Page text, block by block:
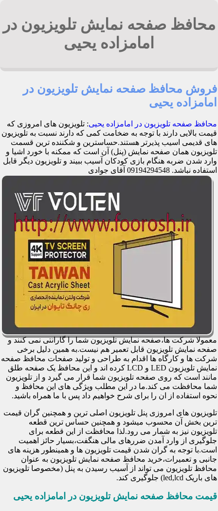
محافظ صفحه نمایش تلویزیون در
امامزاده یحیی
فروش محافظ صفحه نمایش تلویزیون در
امامزاده یحیی
محافظ صفحه تلویزیون در امامزاده یحیی: تلویزیون های امروزی که
قیمت بالایی دارند با توجه به ضخامت کمی که دارند نسبت به تلویزیون
های قدیمی اسیب پذیرتر هستند.حساسترین و شکننده ترین قسمت
تلویزیون همان صفحه نمایش (پنل) آن است که ممکنه با خورد اشیا و
وارد شدن ضربه هنگام بازی کودکان آسیب ببیند و تلویزیون دیگر قابل
استفاده نباشد. 09194294548 آقای جوادی
معمولا شرکت ها،صفحه نمایش تلویزیون شما را گارانتی نمی کنند و
صفحه نمایش تلویزیون قابل تعمیر هم نیست.به همین دلیل برخی
شرکت ها و کارگاه ها اقدام به طراحی و تولید صفحات محافظ صفحه
نمایش تلویزیون LED و LCD کرده اند و این محافظ یک صفحه طلق
مانند است که روی صفحه تلویزیون شما قرار می گیرد و از تلویزیون
شما محافظت می کند.ما در این مطلب ویژگی های این محافظ و
نحوه استفاده از ان را برای شرح خواهیم داد پس با ما همراه باشید.
تلویزیون های امروزی پنل تلویزیون اصلی ترین و همچنین گران قیمت
ترین بخش آن محسوب میشود و همچنین حساس ترین قطعه
تلویزیون نیز به شمار می رود.لذا محافظت از این قطعه برای
جلوگیری از وارد آمدن ضررهای مالی هنگفت،بسیار حائز اهمیت
است.با توجه به گران شدن قیمت تلویزیون ها و همینطور هزینه های
جانبی و تعمیرات،خرید محافظ صفحه نمایش تلویزیون به عنوان
محافظ تلویزیون می تواند از آسیب رسیدن به پنل (مخصوصا تلویزیون
های باریک led,lcd) جلوگیری کند.
قیمت محافظ صفحه نمایش تلویزیون در امامزاده یحیی